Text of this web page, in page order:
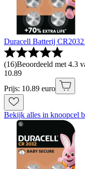
Duracell Batterij
(16)Beoordeeld met 4.3
10.89
Prijs: 10.89 euro
Bekijk alles in knoopcel